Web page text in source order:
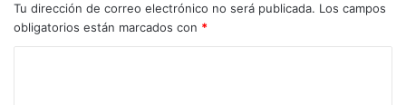
Tu dirección de correo electrónico no será publicada. Los campos
obligatorios están marcados con *